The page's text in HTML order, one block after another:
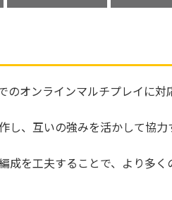
オンラインマルチプレイに対
、互いの強みを活かして協力
成を工夫することで、より多